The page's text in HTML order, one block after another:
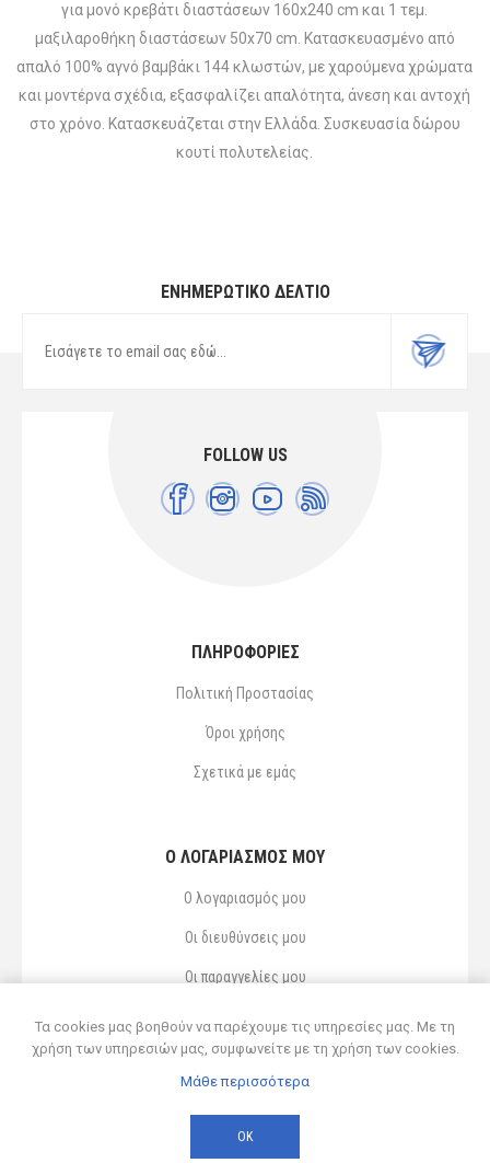
για μονό κρεβάτι διαστάσεων 160x240 cm και 1 τεμ.
μαξιλαροθήκη διαστάσεων 50x70 cm. Κατασκευασμένο από
απαλό 100% αγνό βαμβάκι 144 κλωστών, με χαρούμενα χρώματα
και μοντέρνα σχέδια, εξασφαλίζει απαλότητα, άνεση και αντοχή
στο χρόνο. Κατασκευάζεται στην Ελλάδα. Συσκευασία δώρου
κουτί πολυτελείας.
ΕΝΗΜΕΡΩΤΙΚΌ ΔΕΛΤΊΟ
FOLLOW US
ΠΛΗΡΟΦΟΡΙΕΣ
Πολιτική Προστασίας
Όροι χρήσης
Σχετικά με εμάς
Ο ΛΟΓΑΡΙΑΣΜΌΣ ΜΟΥ
Ο λογαριασμός μου
Οι διευθύνσεις μου
Οι παραγγελίες μου
© 2026 Δ ΚΥΡΣΑΝΙΔΗΣ ΚΑΙ ΥΙΟΣ ΟΕ
Τα cookies μας βοηθούν να παρέχουμε τις υπηρεσίες μας. Με τη
χρήση των υπηρεσιών μας, συμφωνείτε με τη χρήση των cookies.
Μάθε περισσότερα
ΟΚ